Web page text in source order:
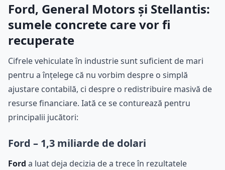
Ford, General Motors și Stellantis:
sumele concrete care vor fi
recuperate
Cifrele vehiculate în industrie sunt suficient de mari
pentru a înțelege că nu vorbim despre o simplă
ajustare contabilă, ci despre o redistribuire masivă de
resurse financiare. Iată ce se conturează pentru
principalii jucători:
Ford – 1,3 miliarde de dolari
Ford a luat deja decizia de a trece în rezultatele